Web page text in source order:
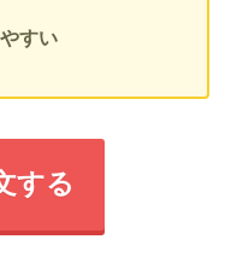
すい
する